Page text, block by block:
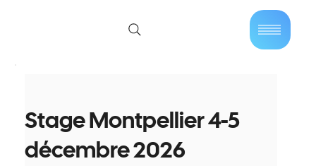
Stage Montpellier 4-5
décembre 2026